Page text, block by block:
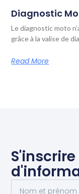
Diagnostic
Le diagnostic moto
grâce à la valise de
Read More